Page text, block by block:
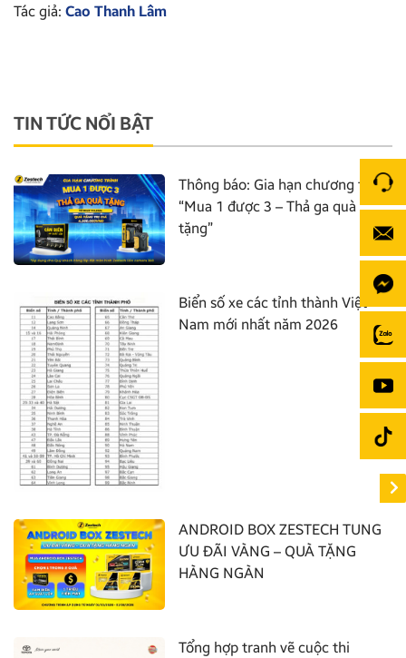
Tác giả: Cao Thanh Lâm
TIN TỨC NỔI BẬT
Thông báo: Gia hạn chương trình
“Mua 1 được 3 – Thả ga quà
tặng”
Biển số xe các tỉnh thành Việt
Nam mới nhất năm 2026
ANDROID BOX ZESTECH TUNG
ƯU ĐÃI VÀNG – QUÀ TẶNG
HÀNG NGÀN
Tổng hợp tranh vẽ cuộc thi